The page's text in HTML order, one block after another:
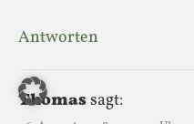
Antworten
Thomassagt: